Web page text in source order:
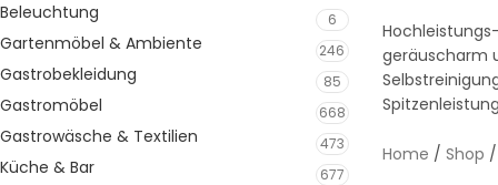
Beleuchtung 6
Gartenmöbel & Ambiente 246
Gastrobekleidung 85
Gastromöbel 668
Gastrowäsche & Textilien 473
Küche & Bar 677
geräuscharm
Home / Shop /